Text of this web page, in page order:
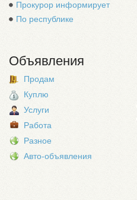
Прокурор информирует
По республике
Объявления
Продам
Куплю
Услуги
Работа
Разное
Авто-объявления